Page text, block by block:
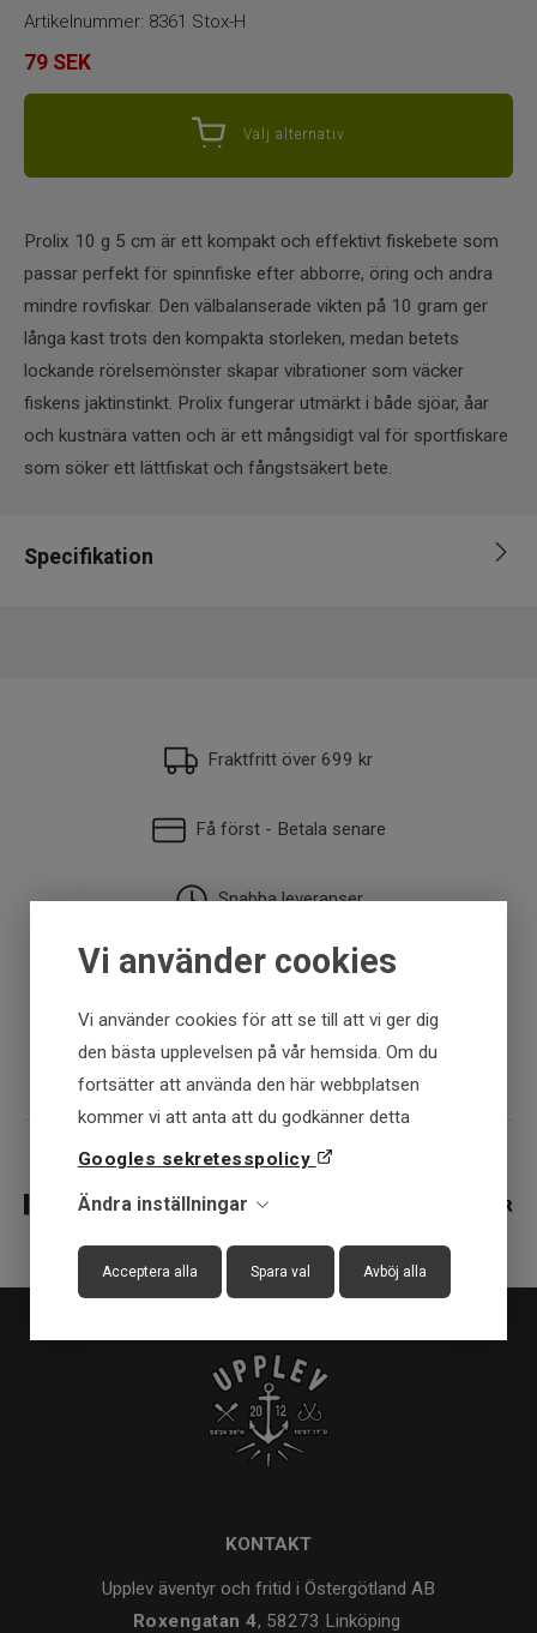
Vi använder cookies
Vi använder cookies för att se till att vi ger dig
den bästa upplevelsen på vår hemsida. Om du
fortsätter att använda den här webbplatsen
kommer vi att anta att du godkänner detta
Googles sekretesspolicy
Ändra inställningar
Acceptera alla Spara val Avböj alla
Artikelnummer: 8361 Stox-H
79 SEK
Välj alternativ
Prolix 10 g 5 cm är ett kompakt och effektivt fiskebete som
passar perfekt för spinnfiske efter abborre, öring och andra
mindre rovfiskar. Den välbalanserade vikten på 10 gram ger
långa kast trots den kompakta storleken, medan betets
lockande rörelsemönster skapar vibrationer som väcker
fiskens jaktinstinkt. Prolix fungerar utmärkt i både sjöar, åar
och kustnära vatten och är ett mångsidigt val för sportfiskare
som söker ett lättfiskat och fångstsäkert bete.
Specifikation
Fraktfritt över 699 kr
Få först - Betala senare
Snabba leveranser
30 dagar öppet köp
KONTAKT
Upplev äventyr och fritid i Östergötland AB
Roxengatan 4, 58273 Linköping